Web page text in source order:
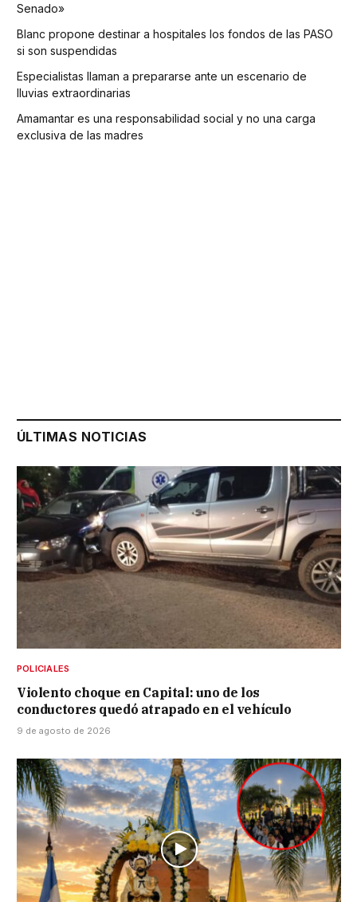
Senado»
Blanc propone destinar a hospitales los fondos de las PASO
si son suspendidas
Especialistas llaman a prepararse ante un escenario de
lluvias extraordinarias
Amamantar es una responsabilidad social y no una carga
exclusiva de las madres
ÚLTIMAS NOTICIAS
POLICIALES
Violento choque en Capital: uno de los
conductores quedó atrapado en el vehículo
9 de agosto de 2026